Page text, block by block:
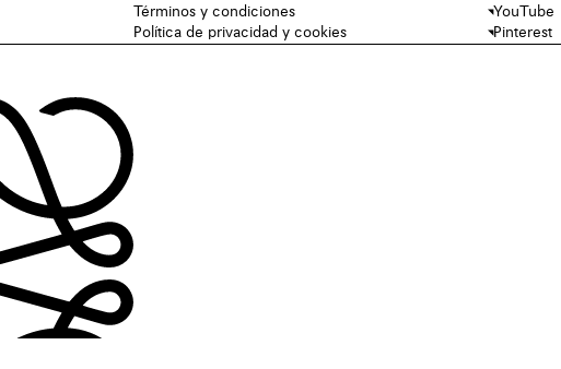
Términos y condiciones
Política de privacidad y cookies
YouTube
Pinterest